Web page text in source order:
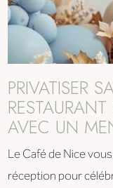
PRIVATISER
AVEC UN
Le Café de Nice
réception pour